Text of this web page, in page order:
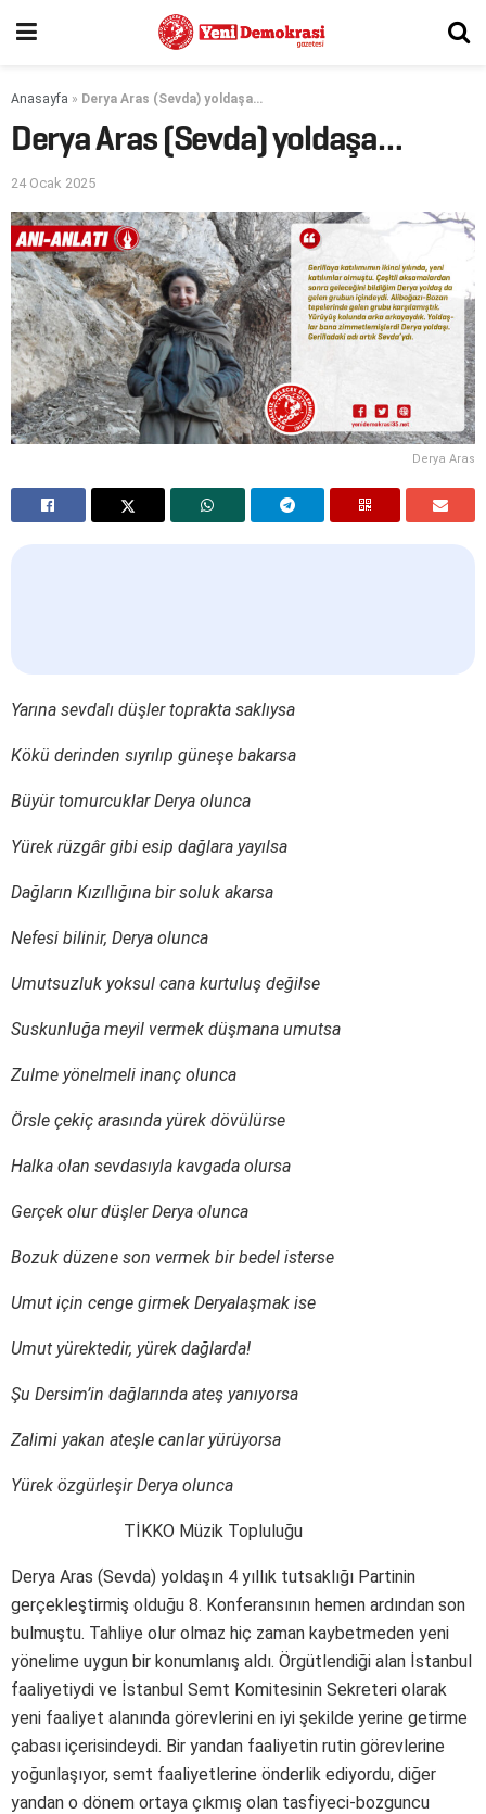
Anasayfa » Derya Aras (Sevda) yoldaşa…
Derya Aras (Sevda) yoldaşa…
24 Ocak 2025
Derya Aras
Yarına sevdalı düşler toprakta saklıysa
Kökü derinden sıyrılıp güneşe bakarsa
Büyür tomurcuklar Derya olunca
Yürek rüzgâr gibi esip dağlara yayılsa
Dağların Kızıllığına bir soluk akarsa
Nefesi bilinir, Derya olunca
Umutsuzluk yoksul cana kurtuluş değilse
Suskunluğa meyil vermek düşmana umutsa
Zulme yönelmeli inanç olunca
Örsle çekiç arasında yürek dövülürse
Halka olan sevdasıyla kavgada olursa
Gerçek olur düşler Derya olunca
Bozuk düzene son vermek bir bedel isterse
Umut için cenge girmek Deryalaşmak ise
Umut yürektedir, yürek dağlarda!
Şu Dersim’in dağlarında ateş yanıyorsa
Zalimi yakan ateşle canlar yürüyorsa
Yürek özgürleşir Derya olunca
TİKKO Müzik Topluluğu
Derya Aras (Sevda) yoldaşın 4 yıllık tutsaklığı Partinin
gerçekleştirmiş olduğu 8. Konferansının hemen ardından son
bulmuştu. Tahliye olur olmaz hiç zaman kaybetmeden yeni
yönelime uygun bir konumlanış aldı. Örgütlendiği alan İstanbul
faaliyetiydi ve İstanbul Semt Komitesinin Sekreteri olarak
yeni faaliyet alanında görevlerini en iyi şekilde yerine getirme
çabası içerisindeydi. Bir yandan faaliyetin rutin görevlerine
yoğunlaşıyor, semt faaliyetlerine önderlik ediyordu, diğer
yandan o dönem ortaya çıkmış olan tasfiyeci-bozguncu